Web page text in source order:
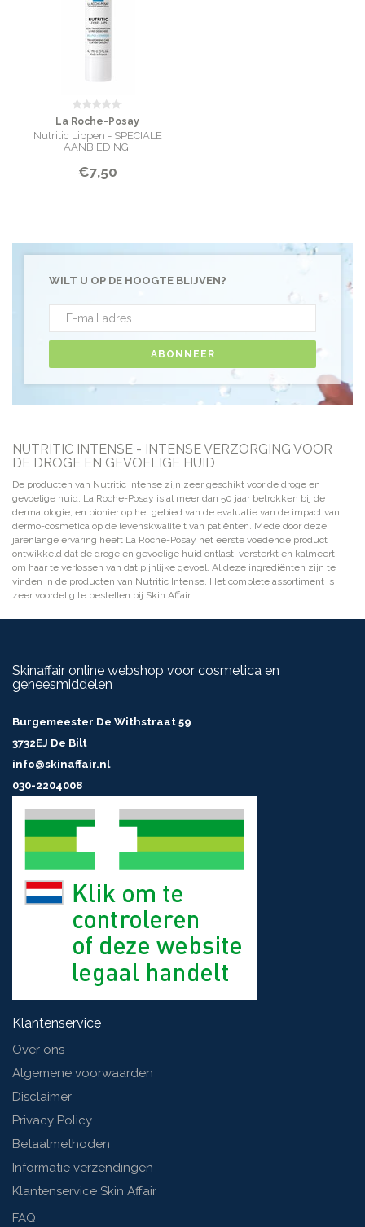
La Roche-Posay
Nutritic Lippen - SPECIALE
AANBIEDING!
€7,50
WILT U OP DE HOOGTE BLIJVEN?
ABONNEER
NUTRITIC INTENSE - INTENSE VERZORGING VOOR
DE DROGE EN GEVOELIGE HUID
De producten van Nutritic Intense zijn zeer geschikt voor de droge en
gevoelige huid. La Roche-Posay is al meer dan 50 jaar betrokken bij de
dermatologie, en pionier op het gebied van de evaluatie van de impact van
dermo-cosmetica op de levenskwaliteit van patiënten. Mede door deze
jarenlange ervaring heeft La Roche-Posay het eerste voedende product
ontwikkeld dat de droge en gevoelige huid ontlast, versterkt en kalmeert,
om haar te verlossen van dat pijnlijke gevoel. Al deze ingrediënten zijn te
vinden in de producten van Nutritic Intense. Het complete assortiment is
zeer voordelig te bestellen bij Skin Affair.
Skinaffair online webshop voor cosmetica en
geneesmiddelen
Burgemeester De Withstraat 59
3732EJ De Bilt
info@skinaffair.nl
030-2204008
Klantenservice
Over ons
Algemene voorwaarden
Disclaimer
Privacy Policy
Betaalmethoden
Informatie verzendingen
Klantenservice Skin Affair
FAQ